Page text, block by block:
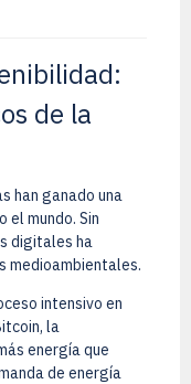
de la
han ganado una
mundo. Sin
digitales ha
medioambientales.
intensivo en
la
energía que
de energía